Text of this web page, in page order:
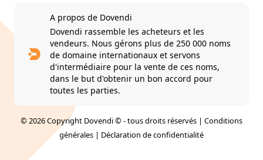
A propos de Dovendi
Dovendi rassemble les acheteurs et les
vendeurs. Nous gérons plus de 250 000 noms
de domaine internationaux et servons
d'intermédiaire pour la vente de ces noms,
dans le but d'obtenir un bon accord pour
toutes les parties.
© 2026 Copyright Dovendi © - tous droits réservés | Conditions
générales | Déclaration de confidentialité